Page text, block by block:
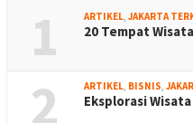
1 ARTIKEL, JAKARTA
20 Tempat
2 ARTIKEL, BISNIS,
Eksplorasi